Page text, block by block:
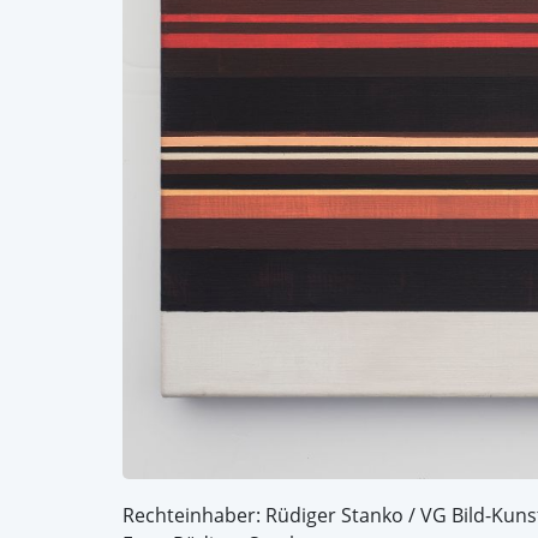
Rechteinhaber: Rüdiger Stanko / VG Bild-